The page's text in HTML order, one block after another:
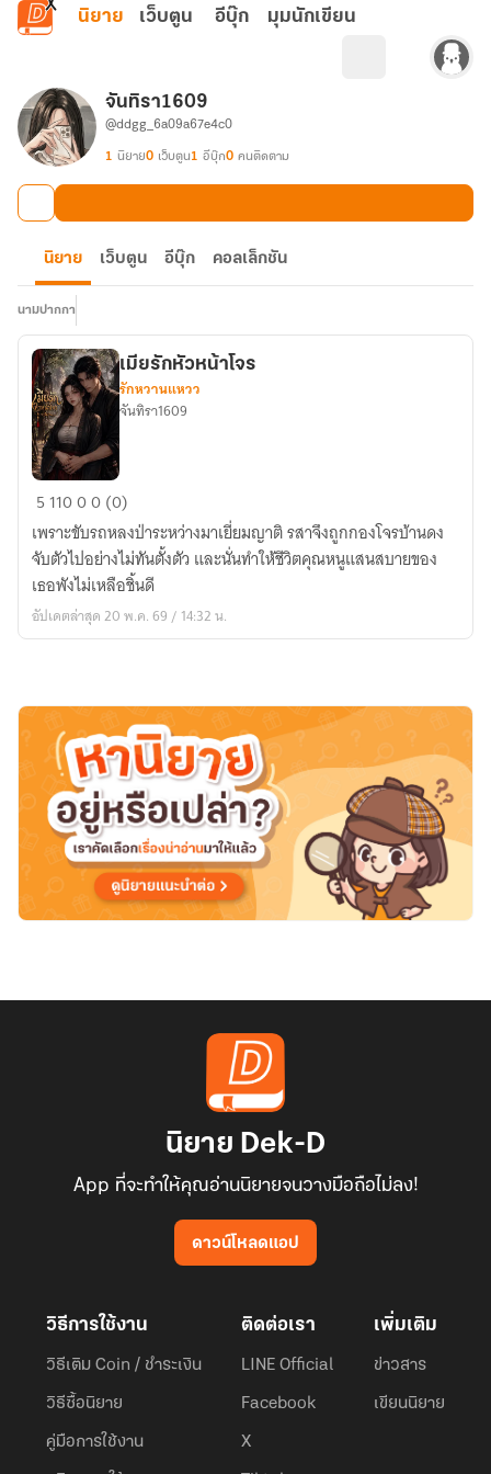
ข้ามไปยังเนื้อหาหลัก
นิยาย เว็บตูน อีบุ๊ก มุมนักเขียน
จันทิรา1609
@ddgg_6a09a67e4c0
1 นิยาย0 เว็บตูน1 อีบุ๊ก0 คนติดตาม
นิยาย เว็บตูน อีบุ๊ก คอลเล็กชัน
นามปากกา
เมีย
หัวหน้า
โจร
เมียรักหัวหน้าโจร
รักหวานแหวว
จันทิรา1609
5 11000 (0)
เพราะขับรถหลงป่าระหว่างมาเยี่ยมญาติ รสาจึงถูกกองโจรบ้านดง
จับตัวไปอย่างไม่ทันตั้งตัว และนั่นทำให้ชีวิตคุณหนูแสนสบายของ
เธอพังไม่เหลือชิ้นดี
อัปเดตล่าสุด 20 พ.ค. 69 / 14:32 น.
นิยาย Dek-D
App ที่จะทำให้คุณอ่านนิยายจนวางมือถือไม่ลง!
ดาวน์โหลดแอป
วิธีการใช้งาน
วิธีเติม Coin / ชำระเงิน
วิธีซื้อนิยาย
คู่มือการใช้งาน
ติดต่อเรา
LINE Official
Facebook
X
เพิ่มเติม
ข่าวสาร
เขียนนิยาย